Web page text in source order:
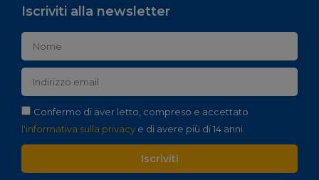
Iscriviti alla newsletter
Confermo di aver letto, compreso e accettato
l'informativa sulla privacy e di avere più di 14 anni.
Iscriviti